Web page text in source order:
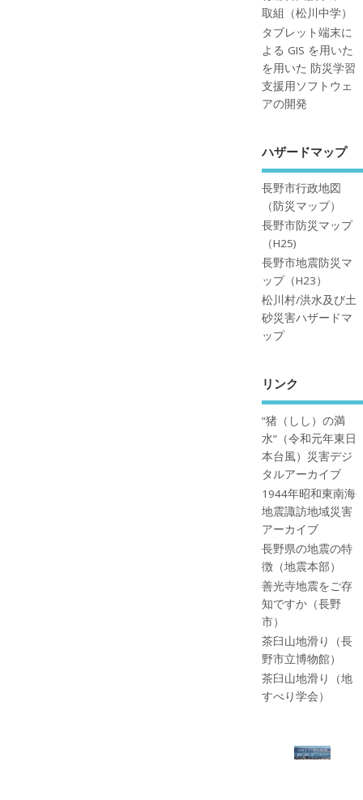
取組（松川中学）
タブレット端末に
よる GIS を用いた
を用いた 防災学習
支援用ソフトウェ
アの開発
ハザードマップ
長野市行政地図
（防災マップ）
長野市防災マップ
（H25)
長野市地震防災マ
ップ（H23）
松川村/洪水及び土
砂災害ハザードマ
ップ
リンク
”猪（しし）の満
水”（令和元年東日
本台風）災害デジ
タルアーカイブ
1944年昭和東南海
地震諏訪地域災害
アーカイブ
長野県の地震の特
徴（地震本部）
善光寺地震をご存
知ですか（長野
市）
茶臼山地滑り（長
野市立博物館）
茶臼山地滑り（地
すべり学会）